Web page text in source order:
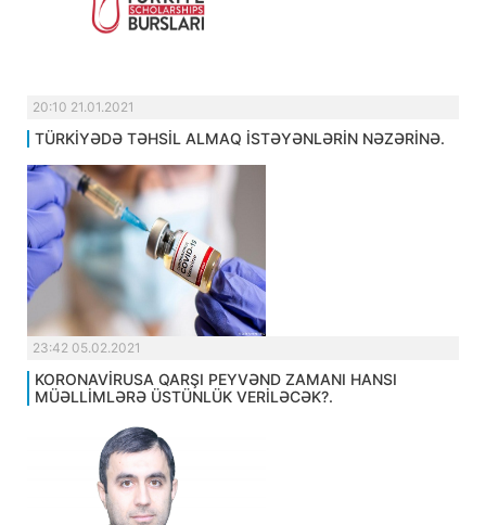
20:10 21.01.2021
TÜRKİYƏDƏ TƏHSİL ALMAQ İSTƏYƏNLƏRİN NƏZƏRİNƏ.
23:42 05.02.2021
KORONAVİRUSA QARŞI PEYVƏND ZAMANI HANSI
MÜƏLLİMLƏRƏ ÜSTÜNLÜK VERİLƏCƏK?.